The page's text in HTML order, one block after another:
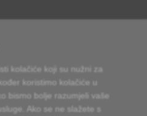
savjetovati
u roku od 24 sata
kolačiće koji su nužni za
koristimo kolačiće u
bismo bolje razumjeli vaše
Ako se ne slažete s